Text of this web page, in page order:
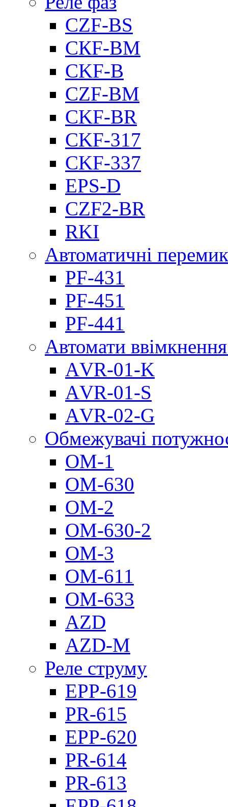
CZF-BS
CКF-BM
CKF-B
CZF-BM
CKF-BR
CKF-317
CKF-337
EPS-D
CZF2-BR
RKI
Автоматичні
PF-431
PF-451
PF-441
Автомати
АVR-01-K
АVR-01-S
АVR-02-G
Обмежувачі
ОМ-1
ОМ-630
ОМ-2
ОМ-630-2
ОМ-3
ОМ-611
ОМ-633
AZD
AZD-M
Реле струму
EPP-619
PR-615
EPP-620
PR-614
PR-613